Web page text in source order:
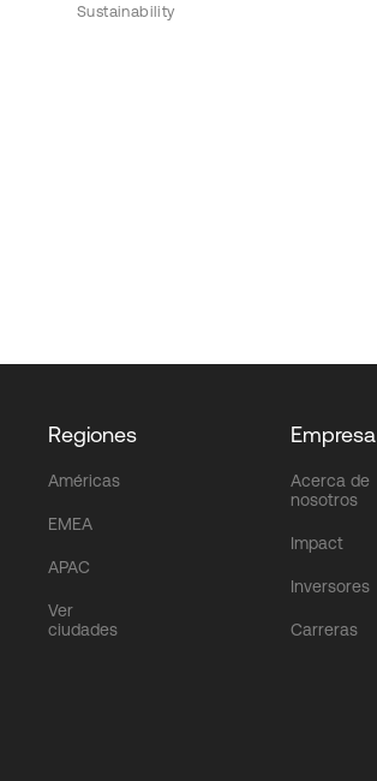
Sustainability
Regiones
Américas
EMEA
APAC
Ver
ciudades
Empresa
Acerca de
nosotros
Impact
Inversores
Carreras